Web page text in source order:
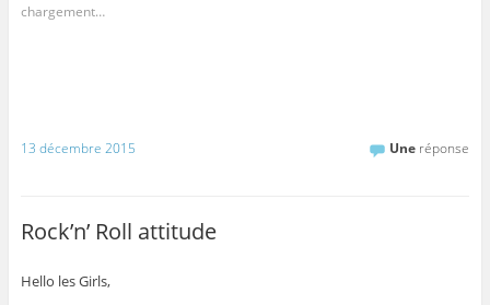
chargement…
13 décembre 2015 Une réponse
Rock’n’ Roll attitude
Hello les Girls,